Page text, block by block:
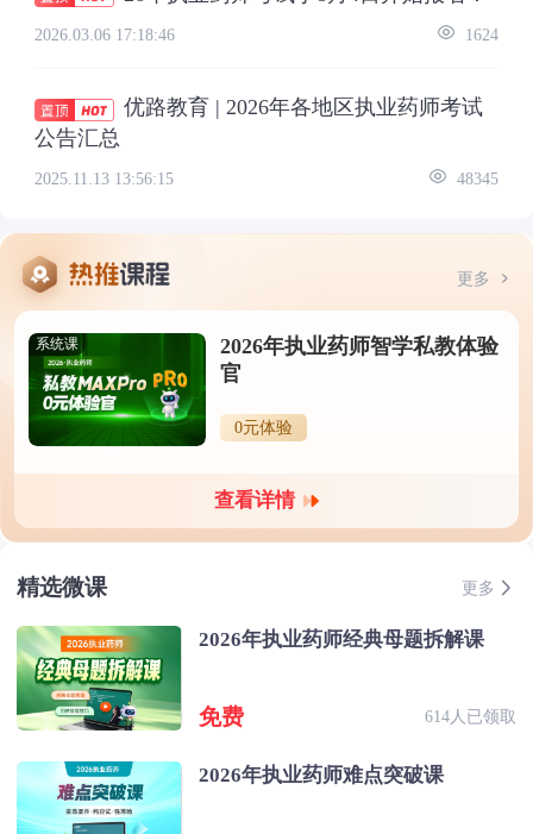
2026.03.06 17:18:46 1624
优路教育 | 2026年各地区执业药师考试
公告汇总
2025.11.13 13:56:15 48345
更多
系统课
2026年执业药师智学私教体验
官
0元体验
查看详情
精选微课 更多
2026年执业药师经典母题拆解课
免费 614人已领取
2026年执业药师难点突破课